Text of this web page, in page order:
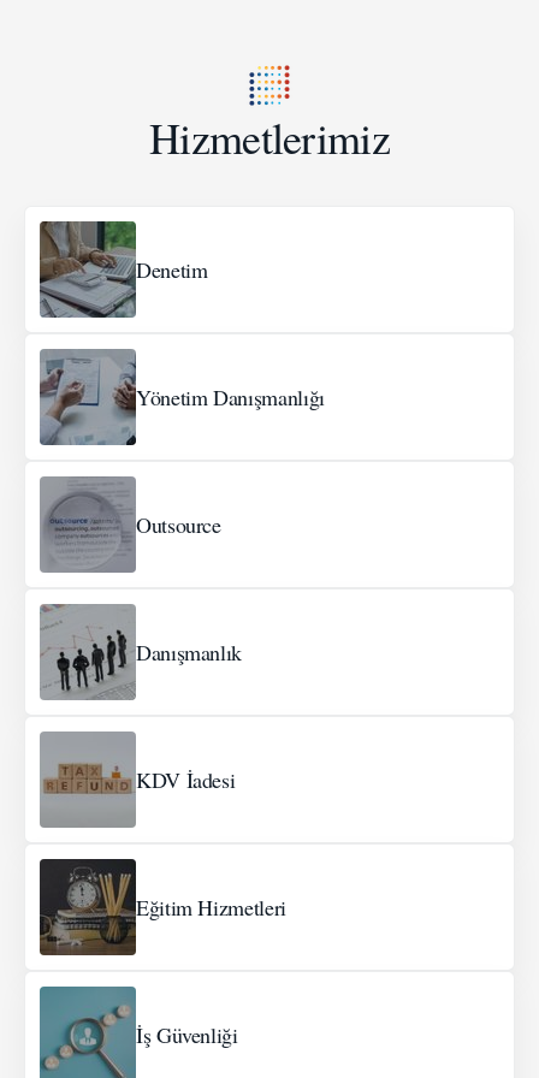
Hizmetlerimiz
Denetim
Yönetim Danışmanlığı
Outsource
Danışmanlık
KDV İadesi
Eğitim Hizmetleri
İş Güvenliği